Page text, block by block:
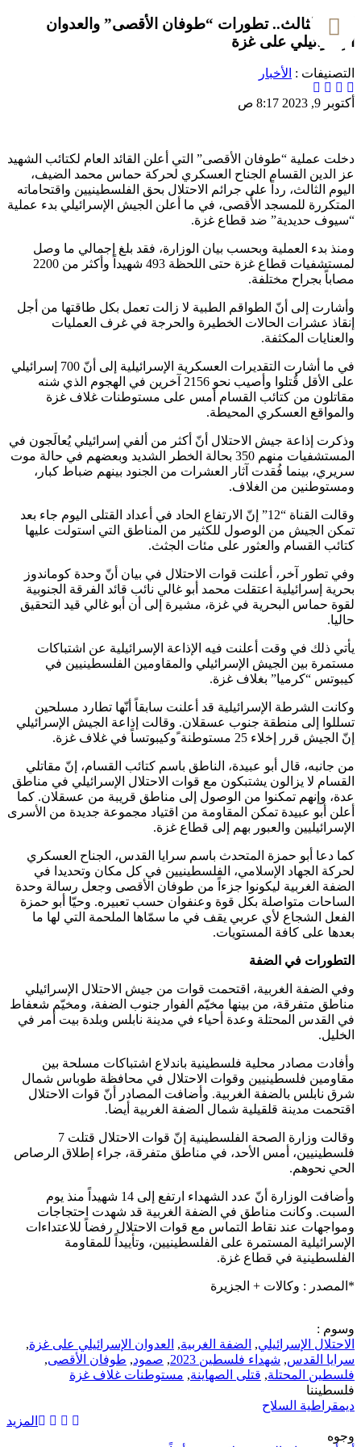
اليوم الثالث.. تطورات “طوفان الأقصى” والعدوان
الإسرائيلي على غزة
التصنيفات : الأخبار
أكتوبر 9, 2023 8:17 ص
دخلت عملية “طوفان الأقصى” التي أعلن القائد العام لكتائب الشهيد
عز الدين القسام الجناح العسكري لحركة حماس محمد الضيف،
اليوم الثالث، رداً على جرائم الاحتلال بحق الفلسطينيين واقتحاماته
المتكررة للمسجد الأٌقصى، في ما أعلن الجيش الإسرائيلي بدء عملية
“سيوف حديدية” ضد قطاع غزة.
ومنذ بدء العملية وبحسب بيان الوزارة، فقد بلغ إجمالي ما وصل
لمستشفيات قطاع غزة حتى اللحظة 493 شهيداً وأكثر من 2200
مصاباً بجراح مختلفة.
وأشارت إلى أنّ الطواقم الطبية لا زالت تعمل بكل طاقتها من أجل
إنقاذ عشرات الحالات الخطيرة والحرجة في غرف العمليات
والعنايات المكثفة.
في ما أشارت التقديرات العسكرية الإسرائيلية إلى أنّ 700 إسرائيلي
على الأقل قُتلوا وأصيب نحو 2156 آخرين في الهجوم الذي شنه
مقاتلون من كتائب القسام أمس على مستوطنات غلاف غزة
والمواقع العسكري المحيطة.
وذكرت إذاعة جيش الاحتلال أنّ أكثر من ألفي إسرائيلي يُعالَجون في
المستشفيات منهم 350 بحالة الخطر الشديد وبعضهم في حالة موت
سريري، بينما فُقدت آثار العشرات من الجنود بينهم ضباط كبار،
ومستوطنين من الغلاف.
وقالت القناة “12” إنّ الارتفاع الحاد في أعداد القتلى اليوم جاء بعد
تمكن الجيش من الوصول للكثير من المناطق التي استولت عليها
كتائب القسام والعثور على مئات الجثث.
وفي تطور آخر، أعلنت قوات الاحتلال في بيان أنّ وحدة كوماندوز
بحرية إسرائيلية اعتقلت محمد أبو غالي نائب قائد الفرقة الجنوبية
لقوة حماس البحرية في غزة، مشيرة إلى أن أبو غالي قيد التحقيق
حاليا.
يأتي ذلك في وقت أعلنت فيه الإذاعة الإسرائيلية عن اشتباكات
مستمرة بين الجيش الإسرائيلي والمقاومين الفلسطينيين في
كيبوتس “كرميا” بغلاف غزة.
وكانت الشرطة الإسرائيلية قد أعلنت سابقاً أنّها تطارد مسلحين
تسللوا إلى منطقة جنوب عسقلان. وقالت إذاعة الجيش الإسرائيلي
إنّ الجيش قرر إخلاء 25 مستوطنة ًوكيبوتساً في غلاف غزة.
من جانبه، قال أبو عبيدة، الناطق باسم كتائب القسام، إنّ مقاتلي
القسام لا يزالون يشتبكون مع قوات الاحتلال الإسرائيلي في مناطق
عدة، وإنهم تمكنوا من الوصول إلى مناطق قريبة من عسقلان. كما
أعلن أبو عبيدة تمكن المقاومة من اقتياد مجموعة جديدة من الأسرى
الإسرائيليين والعبور بهم إلى قطاع غزة.
كما دعا أبو حمزة المتحدث باسم سرايا القدس، الجناح العسكري
لحركة الجهاد الإسلامي، الفلسطينيين في كل مكان وتحديدا في
الضفة الغربية ليكونوا جزءاً من طوفان الأقصى وجعل رسالة وحدة
الساحات متواصلة بكل قوة وعنفوان حسب تعبيره. وحيّا أبو حمزة
الفعل الشجاع لأي عربي يقف في ما سمّاها الملحمة التي لها ما
بعدها على كافة المستويات.
التطورات في الضفة
وفي الضفة الغربية، اقتحمت قوات من جيش الاحتلال الإسرائيلي
مناطق متفرقة، من بينها مخيّم الفوار جنوب الضفة، ومخيّم شعفاط
في القدس المحتلة وعدة أحياء في مدينة نابلس وبلدة بيت أمر في
الخليل.
وأفادت مصادر محلية فلسطينية باندلاع اشتباكات مسلحة بين
مقاومين فلسطينيين وقوات الاحتلال في محافظة طوباس شمال
شرق نابلس بالضفة الغربية. وأضافت المصادر أنّ قوات الاحتلال
اقتحمت مدينة قلقيلية شمال الضفة الغربية أيضا.
وقالت وزارة الصحة الفلسطينية إنّ قوات الاحتلال قتلت 7
فلسطينيين، أمس الأحد، في مناطق متفرقة، جراء إطلاق الرصاص
الحي نحوهم.
وأضافت الوزارة أنّ عدد الشهداء ارتفع إلى 14 شهيداً منذ يوم
السبت. وكانت مناطق في الضفة الغربية قد شهدت احتجاجات
ومواجهات عند نقاط التماس مع قوات الاحتلال رفضاً للاعتداءات
الإسرائيلية المستمرة على الفلسطينيين، وتأييداً للمقاومة
الفلسطينية في قطاع غزة.
*المصدر : وكالات + الجزيرة
وسوم :
الاحتلال الإسرائيلي, الضفة الغربية, العدوان الإسرائيلي على غزة,
سرايا القدس, شهداء فلسطين 2023 , صمود, طوفان الأقصى,
فلسطين المحتلة, قتلى الصهاينة, مستوطنات غلاف غزة
فلسطيننا
ديمقراطية السلاح
المزيد
وجوه